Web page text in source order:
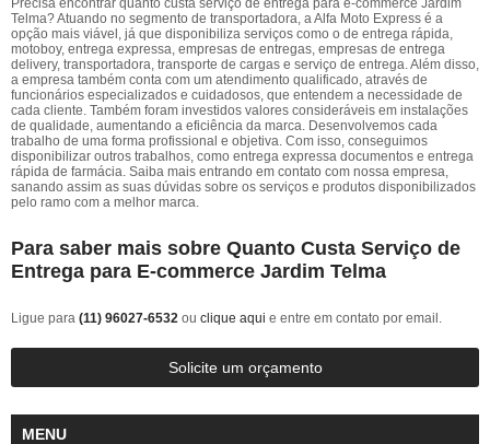
Precisa encontrar quanto custa serviço de entrega para e-commerce Jardim
Telma? Atuando no segmento de transportadora, a Alfa Moto Express é a
opção mais viável, já que disponibiliza serviços como o de entrega rápida,
motoboy, entrega expressa, empresas de entregas, empresas de entrega
delivery, transportadora, transporte de cargas e serviço de entrega. Além disso,
a empresa também conta com um atendimento qualificado, através de
funcionários especializados e cuidadosos, que entendem a necessidade de
cada cliente. Também foram investidos valores consideráveis em instalações
de qualidade, aumentando a eficiência da marca. Desenvolvemos cada
trabalho de uma forma profissional e objetiva. Com isso, conseguimos
disponibilizar outros trabalhos, como entrega expressa documentos e entrega
rápida de farmácia. Saiba mais entrando em contato com nossa empresa,
sanando assim as suas dúvidas sobre os serviços e produtos disponibilizados
pelo ramo com a melhor marca.
Para saber mais sobre Quanto Custa Serviço de
Entrega para E-commerce Jardim Telma
Ligue para (11) 96027-6532 ou clique aqui e entre em contato por email.
Solicite um orçamento
MENU